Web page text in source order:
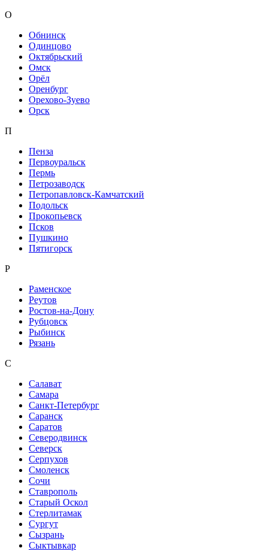
О
Обнинск
Одинцово
Октябрьский
Омск
Орёл
Оренбург
Орехово-Зуево
Орск
П
Пенза
Первоуральск
Пермь
Петрозаводск
Петропавловск-Камчатский
Подольск
Прокопьевск
Псков
Пушкино
Пятигорск
Р
Раменское
Реутов
Ростов-на-Дону
Рубцовск
Рыбинск
Рязань
С
Салават
Самара
Санкт-Петербург
Саранск
Саратов
Северодвинск
Северск
Серпухов
Смоленск
Сочи
Ставрополь
Старый Оскол
Стерлитамак
Сургут
Сызрань
Сыктывкар